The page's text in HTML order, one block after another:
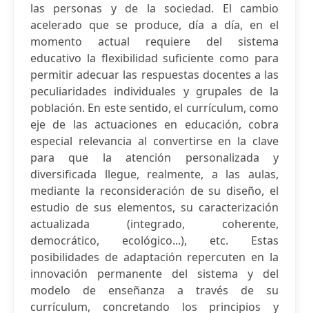
las personas y de la sociedad. El cambio
acelerado que se produce, día a día, en el
momento actual requiere del sistema
educativo la flexibilidad suficiente como para
permitir adecuar las respuestas docentes a las
peculiaridades individuales y grupales de la
población. En este sentido, el currículum, como
eje de las actuaciones en educación, cobra
especial relevancia al convertirse en la clave
para que la atención personalizada y
diversificada llegue, realmente, a las aulas,
mediante la reconsideración de su diseño, el
estudio de sus elementos, su caracterización
actualizada (integrado, coherente,
democrático, ecológico...), etc. Estas
posibilidades de adaptación repercuten en la
innovación permanente del sistema y del
modelo de enseñanza a través de su
currículum, concretando los principios y